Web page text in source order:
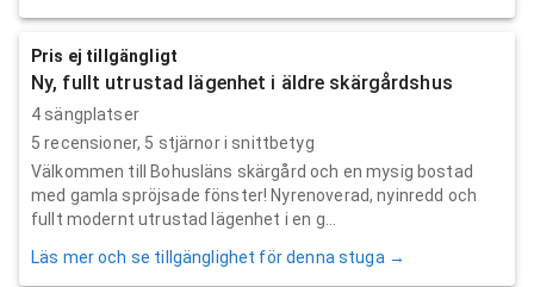
Pris ej tillgängligt
Ny, fullt utrustad lägenhet i äldre skärgårdshus
4 sängplatser
5 recensioner, 5 stjärnor i snittbetyg
Välkommen till Bohusläns skärgård och en mysig bostad
med gamla spröjsade fönster! Nyrenoverad, nyinredd och
fullt modernt utrustad lägenhet i en g...
Läs mer och se tillgänglighet för denna stuga →